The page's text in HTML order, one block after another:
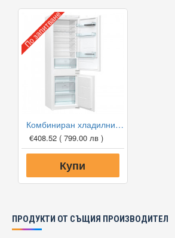
По запитване
Комбиниран хладилник с фризер за вграждане Gorenje RKI4182E1, 177 см
€408.52 ( 799.00 лв )
Купи
ПРОДУКТИ ОТ СЪЩИЯ ПРОИЗВОДИТЕЛ